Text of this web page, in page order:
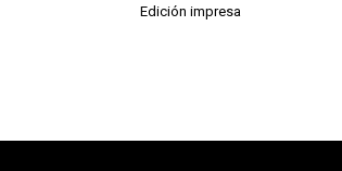
Edición impresa